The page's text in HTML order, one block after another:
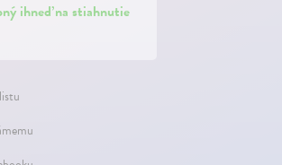
ihneď na stiahnutie